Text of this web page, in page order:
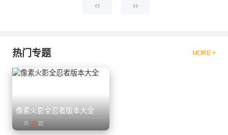
‹‹ ››
热门专题 MORE +
像素火影全忍者版本大全
共 30 款